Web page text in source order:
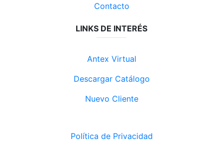
Contacto
LINKS DE INTERÉS
Antex Virtual
Descargar Catálogo
Nuevo Cliente
Política de Privacidad